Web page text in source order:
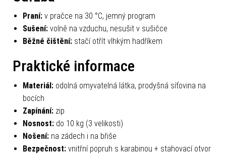
Údržba
Praní:v pračce na 30 °C, jemný program
Sušení:volně na vzduchu, nesušit v sušičce
Praktické informace
Materiál:
bocích
Zapínání:zip
Nosnost:do 10 kg (3 velikosti)
Nošení:na zádech i na břiše